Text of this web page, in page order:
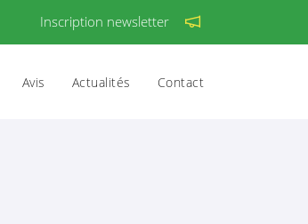
Inscription newsletter
Avis Actualités Contact